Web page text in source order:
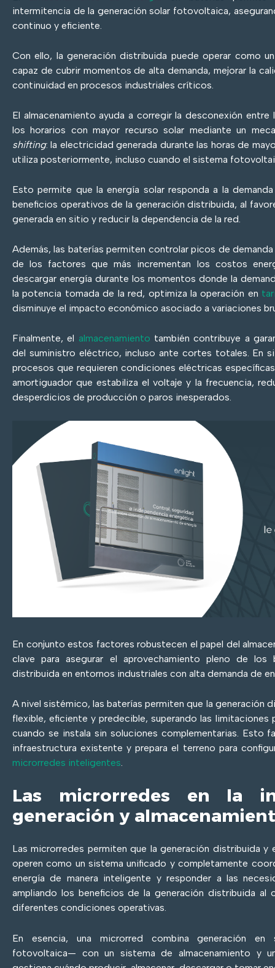
intermitencia de la generación solar fotovoltaica,
continuo y eficiente.
Con ello, la generación distribuida puede operar como
capaz de cubrir momentos de alta demanda, mejorar la
continuidad en procesos industriales críticos.
El almacenamiento ayuda a corregir la desconexión
los horarios con mayor recurso solar mediante un
shifting: la electricidad generada durante las horas de
utiliza posteriormente, incluso cuando el sistema
Esto permite que la energía solar responda a la
beneficios operativos de la generación distribuida, al
generada en sitio y reducir la dependencia de la red.
Además, las baterías permiten controlar picos de
de los factores que más incrementan los costos
descargar energía durante los momentos donde la
la potencia tomada de la red, optimiza la operación en
disminuye el impacto económico asociado a variaciones
Finalmente, el almacenamiento también contribuye a
del suministro eléctrico, incluso ante cortes totales. En
procesos que requieren condiciones eléctricas
amortiguador que estabiliza el voltaje y la frecuencia,
desperdicios de producción o paros inesperados.
En conjunto estos factores robustecen el papel del
clave para asegurar el aprovechamiento pleno de los
distribuida en entornos industriales con alta demanda de
A nivel sistémico, las baterías permiten que la generación
flexible, eficiente y predecible, superando las limitaciones
cuando se instala sin soluciones complementarias. Esto
infraestructura existente y prepara el terreno para
microrredes inteligentes.
Las microrredes en la
generación y
Las microrredes permiten que la generación distribuida y
operen como un sistema unificado y completamente
energía de manera inteligente y responder a las
ampliando los beneficios de la generación distribuida al
diferentes condiciones operativas.
En esencia, una microrred combina generación en
fotovoltaica— con un sistema de almacenamiento y